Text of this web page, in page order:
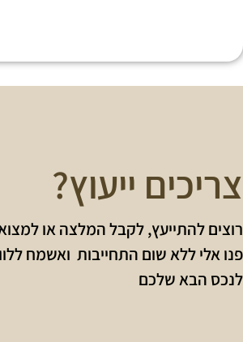
צריכים ייעוץ?
רוצים להתייעץ, לקבל המלצה או
פנו אלי ללא שום התחייבות ואשמח
לנכס הבא שלכם